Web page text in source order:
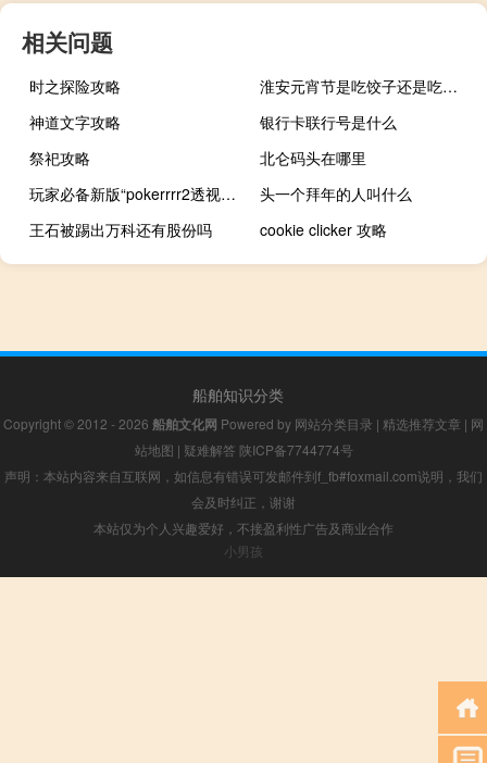
相关问题
时之探险攻略
淮安元宵节是吃饺子还是吃元宵
神道文字攻略
银行卡联行号是什么
祭祀攻略
北仑码头在哪里
玩家必备新版“pokerrrr2透视软件挂”其实真的有挂
头一个拜年的人叫什么
王石被踢出万科还有股份吗
cookie clicker 攻略
船舶知识分类
Copyright © 2012 - 2026 船舶文化网 Powered by 网站分类目录 | 精选推荐文章 | 网
站地图 | 疑难解答 陕ICP备7744774号
声明：本站内容来自互联网，如信息有错误可发邮件到f_fb#foxmail.com说明，我们
会及时纠正，谢谢
本站仅为个人兴趣爱好，不接盈利性广告及商业合作
小男孩